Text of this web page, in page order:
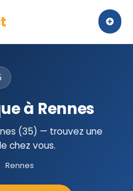
à Rennes
(35) — trouvez une
chez vous.
Rennes